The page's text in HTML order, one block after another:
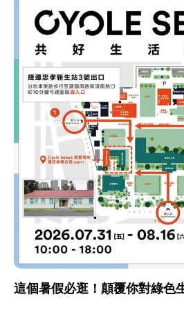
這個暑假必逛！顛覆你對綠色